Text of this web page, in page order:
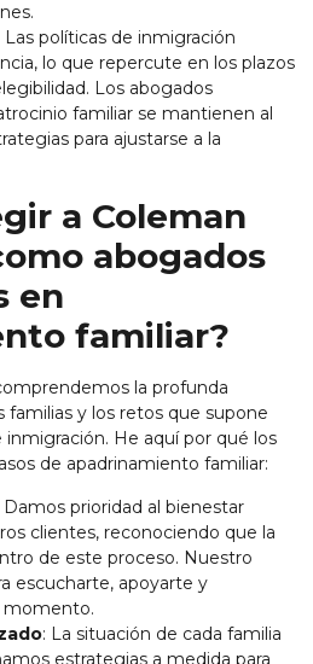
Las políticas de inmigración
lo que repercute en los plazos
Los abogados
familiar se mantienen al
para ajustarse a la
a Coleman
abogados
en
familiar?
la profunda
familias y los retos que supone
He aquí por qué los
de apadrinamiento familiar:
Damos prioridad al bienestar
clientes, reconociendo que la
de este proceso. Nuestro
escucharte, apoyarte y
: La situación de cada familia
estrategias a medida para